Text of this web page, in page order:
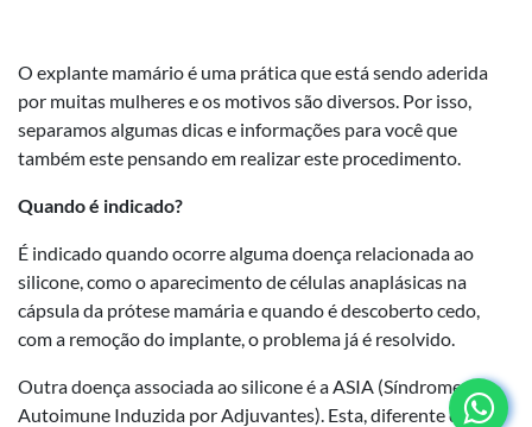
O explante mamário é uma prática que está sendo aderida
por muitas mulheres e os motivos são diversos. Por isso,
separamos algumas dicas e informações para você que
também este pensando em realizar este procedimento.
Quando é indicado?
É indicado quando ocorre alguma doença relacionada ao
silicone, como o aparecimento de células anaplásicas na
cápsula da prótese mamária e quando é descoberto cedo,
com a remoção do implante, o problema já é resolvido.
Outra doença associada ao silicone é a ASIA (Síndrome
Autoimune Induzida por Adjuvantes). Esta, diferente da